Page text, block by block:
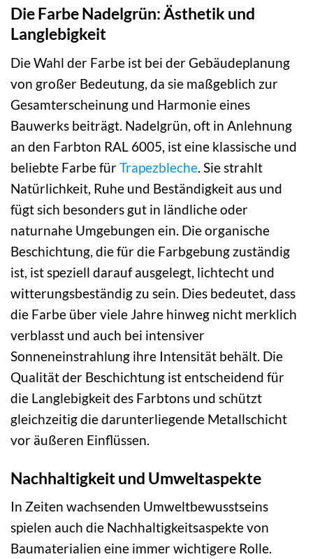
Die Farbe Nadelgrün: Ästhetik und
Langlebigkeit
Die Wahl der Farbe ist bei der Gebäudeplanung
von großer Bedeutung, da sie maßgeblich zur
Gesamterscheinung und Harmonie eines
Bauwerks beiträgt. Nadelgrün, oft in Anlehnung
an den Farbton RAL 6005, ist eine klassische und
beliebte Farbe fürTrapezbleche. Sie strahlt
Natürlichkeit, Ruhe und Beständigkeit aus und
fügt sich besonders gut in ländliche oder
naturnahe Umgebungen ein. Die organische
Beschichtung, die für die Farbgebung zuständig
ist, ist speziell darauf ausgelegt, lichtecht und
witterungsbeständig zu sein. Dies bedeutet, dass
die Farbe über viele Jahre hinweg nicht merklich
verblasst und auch bei intensiver
Sonneneinstrahlung ihre Intensität behält. Die
Qualität der Beschichtung ist entscheidend für
die Langlebigkeit des Farbtons und schützt
gleichzeitig die darunterliegende Metallschicht
vor äußeren Einflüssen.
Nachhaltigkeit und Umweltaspekte
In Zeiten wachsenden Umweltbewusstseins
spielen auch die Nachhaltigkeitsaspekte von
Baumaterialien eine immer wichtigere Rolle.